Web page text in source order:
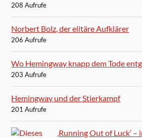
208 Aufrufe
Norbert Bolz, der elitäre Aufklärer
206 Aufrufe
Wo Hemingway knapp dem Tode
203 Aufrufe
Hemingway und der Stierkampf
201 Aufrufe
‚Running Out of Luck‘